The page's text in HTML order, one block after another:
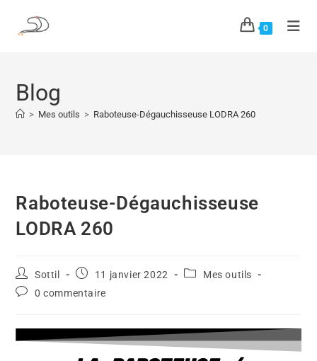
0
Blog
> Mes outils > Raboteuse-Dégauchisseuse LODRA 260
Raboteuse-Dégauchisseuse
LODRA 260
Sottil 11 janvier 2022
Mes outils
0 commentaire